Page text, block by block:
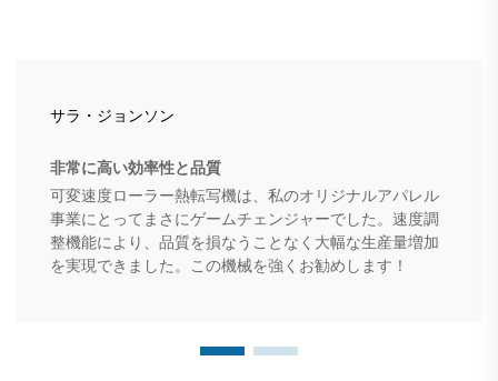
サラ・ジョンソン
非常に高い効率性と品質
可変速度ローラー熱転写機は、私のオリジナルアパレル
事業にとってまさにゲームチェンジャーでした。速度調
整機能により、品質を損なうことなく大幅な生産量増加
を実現できました。この機械を強くお勧めします！